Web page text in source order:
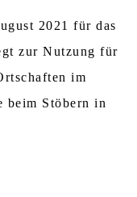
2021 für das
zur Nutzung für
im
beim Stöbern in